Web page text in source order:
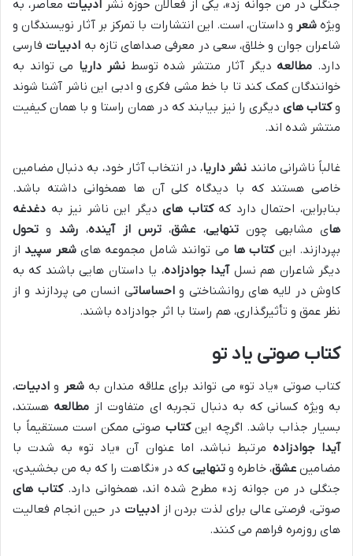
جنگلی در من جوانه زد»، یکی از فعالان حوزه نشر ادبیات معاصر، به
ویژهشعر و داستان، است. این انتشارات با تمرکز بر آثار نویسندگان و
شاعران جوان و خلاق، سعی در معرفی صداهای تازه به ادبیات فارسی
دارد. مطالعه دیگر آثار منتشر شده توسطنشر داریا می تواند به
خوانندگان کمک کند تا با خط مشی فکری و ادبی این ناشر آشنا شوند
وکتاب های دیگری را نیز بیابند که در همان راستا و با همان کیفیت
منتشر شده اند.
غالباً ناشرانی مانند نشر داریا، در انتخاب آثار خود، به دنبال مضامین
خاصی هستند که با دیدگاه کلی آن ها همخوانی داشته باشد.
بنابراین، احتمال دارد کهکتاب هایدیگر این ناشر نیز به دغدغه
های مشابهی چونتنهایی، عشق، ترس از آینده، رشد و تحول
بپردازند. اینکتاب ها می توانند شامل مجموعه هایشعر سپیداز
دیگر شاعران هم نسلآیدا جوادزاده، یا داستان هایی باشند که به
کاوش در لایه های روانشناختی واحساساتی انسان می پردازند و از
نظر عمق و تأثیرگذاری، هم راستا با اثر جوادزاده باشند.
کتاب صوتی یاد تو
کتاب صوتی «یاد تو» می تواند برای علاقه مندان بهشعر و ادبیات،
به ویژه کسانی که به دنبال تجربه ای متفاوت از مطالعه هستند،
بسیار جذاب باشد. اگرچه اینکتاب صوتی ممکن است مستقیماً با
آیدا جوادزاده مرتبط نباشد، اما عنوان آن «یاد تو» به شدت با
مضامین عشق، خاطره و تنهایی که در «نگاهت را که به من بخشیدی،
جنگلی در من جوانه زد» مطرح شده اند، همخوانی دارد.کتاب های
صوتی، فرصتی عالی برای لذت بردن ازادبیات در حین انجام فعالیت
های روزمره فراهم می کنند.